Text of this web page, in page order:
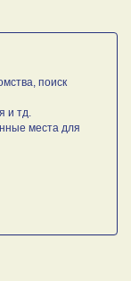
поиск
и тд.
места для